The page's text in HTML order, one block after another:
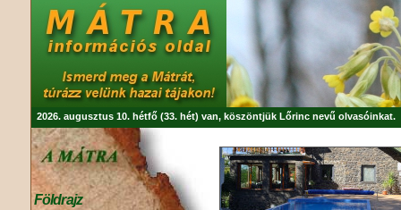
2026. augusztus 10. hétfő (33. hét) van, köszöntjük Lőrinc nevű olvasóinkat.
Földrajz